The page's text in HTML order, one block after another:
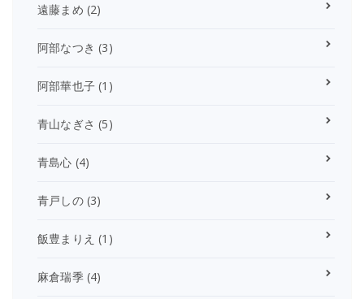
遠藤まめ (2)
阿部なつき (3)
阿部華也子 (1)
青山なぎさ (5)
青島心 (4)
青戸しの(3)
飯豊まりえ (1)
麻倉瑞季(4)